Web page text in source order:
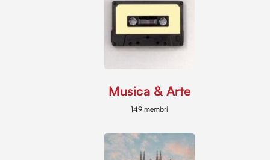
Musica & Arte
149 membri